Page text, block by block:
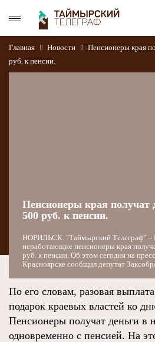
Главная Новости
Пенсионеры края
руб. к пенсии.
Пенсионеры края получат
500 руб. к пенсии.
НОРИЛЬСК. "Таймырский Телеграф" –
неработающие пенсионеры края
руб. к пенсии. Об этом сегодня на
Красноярске сообщил депутат
По его словам, разовая
подарок краевых властей ко
Пенсионеры получат деньги в
одновременно с пенсией. На